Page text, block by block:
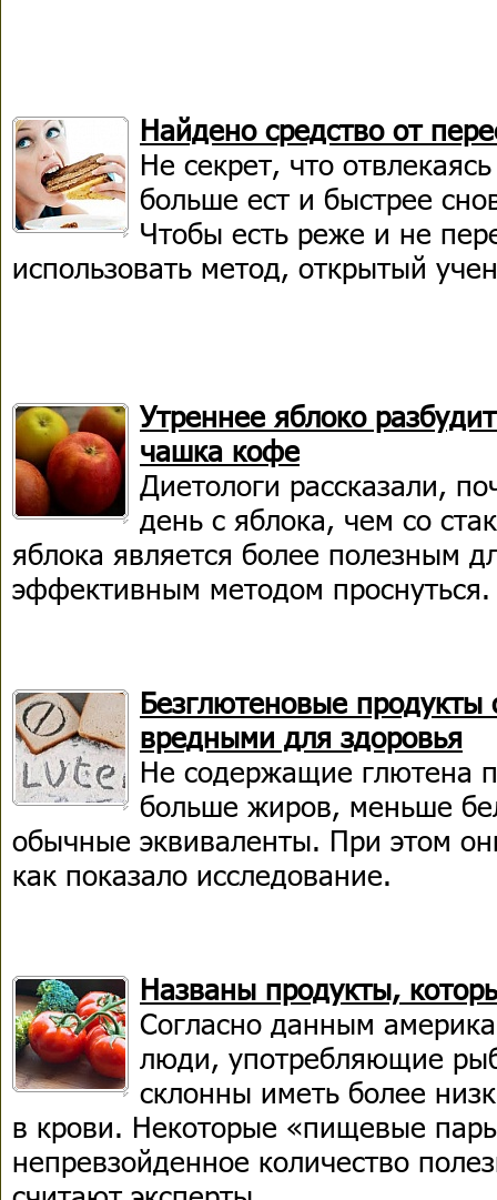
Найдено средство от
Не секрет, что
больше ест и быстрее
Чтобы есть реже и не
использовать метод, открытый
Утреннее яблоко
чашка кофе
Диетологи рассказали,
день с яблока, чем со
яблока является более полезным
эффективным методом проснуться.
Безглютеновые продукты
вредными для здоровья
Не содержащие глютена
больше жиров, меньше
обычные эквиваленты. При этом
как показало исследование.
Названы продукты,
Согласно данным
люди, употребляющие
склонны иметь более
в крови. Некоторые «пищевые
непревзойденное количество